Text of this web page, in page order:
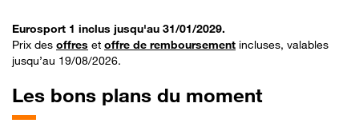
Eurosport 1 inclus jusqu'au 31/01/2029.
Prix des offres et offre de remboursement incluses, valables
jusqu’au 19/08/2026.
Les bons plans du moment